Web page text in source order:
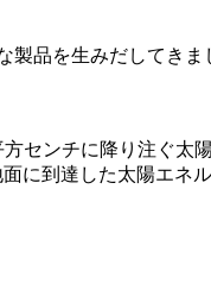
品を生みだしてきま
センチに降り注ぐ太
に到達した太陽エネ